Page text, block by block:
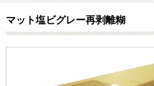
マット塩ビグレー再剥離糊